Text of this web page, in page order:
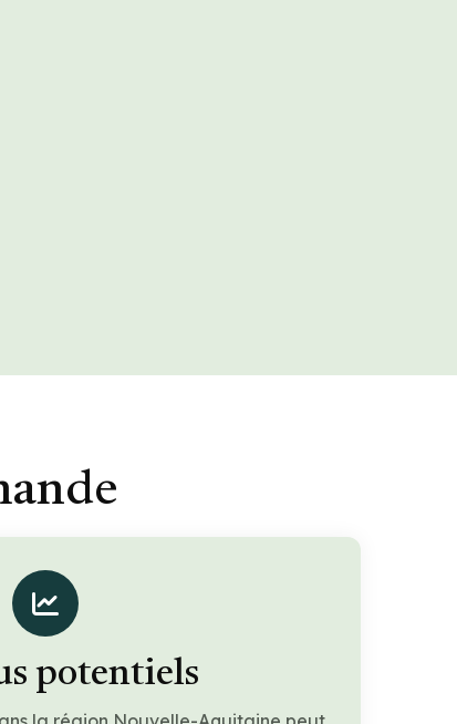
potentiels